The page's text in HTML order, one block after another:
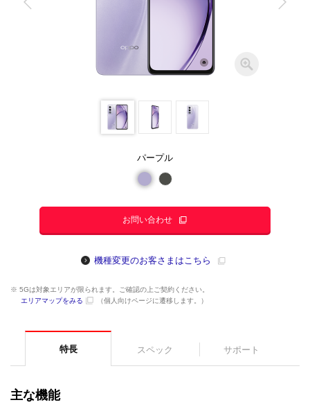
パープル
お問い合わせ
機種変更のお客さまはこちら
※ 5Gは対象エリアが限られます。ご確認の上ご契約ください。
エリアマップをみる
（個人向けページに遷移します。）
特長 スペック サポート
主な機能